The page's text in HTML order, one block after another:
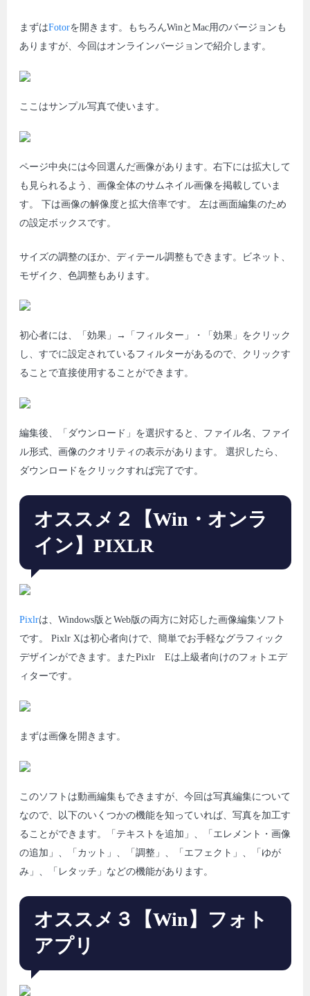
まずはFotorを開きます。もちろんWinとMac用のバージョンも
ありますが、今回はオンラインバージョンで紹介します。
ここはサンプル写真で使います。
ページ中央には今回選んだ画像があります。右下には拡大して
も見られるよう、画像全体のサムネイル画像を掲載していま
す。 下は画像の解像度と拡大倍率です。 左は画面編集のため
の設定ボックスです。
サイズの調整のほか、ディテール調整もできます。ビネット、
モザイク、色調整もあります。
初心者には、「効果」→「フィルター」・「効果」をクリック
し、すでに設定されているフィルターがあるので、クリックす
ることで直接使用することができます。
編集後、「ダウンロード」を選択すると、ファイル名、ファイ
ル形式、画像のクオリティの表示があります。 選択したら、
ダウンロードをクリックすれば完了です。
オススメ２【Win・オンラ
イン】PIXLR
Pixlrは、Windows版とWeb版の両方に対応した画像編集ソフト
です。 Pixlr Xは初心者向けで、簡単でお手軽なグラフィック
デザインができます。またPixlr Eは上級者向けのフォトエデ
ィターです。
まずは画像を開きます。
このソフトは動画編集もできますが、今回は写真編集について
なので、以下のいくつかの機能を知っていれば、写真を加工す
ることができます。「テキストを追加」、「エレメント・画像
の追加」、「カット」、「調整」、「エフェクト」、「ゆが
み」、「レタッチ」などの機能があります。
オススメ３【Win】フォト
アプリ